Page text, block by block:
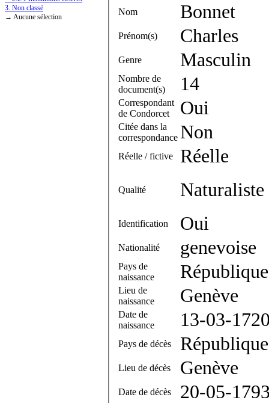
3. Non classé
→ Aucune sélection
Nom Bonnet
Prénom(s) Charles
Genre Masculin
Nombre de
document(s)
14
Correspondant
de Condorcet
Oui
Citée dans la
correspondance Non
Réelle / fictive Réelle
Qualité Naturaliste
Identification Oui
Nationalité genevoise
Pays de
naissance
Lieu de
naissance
Genève
Date de
naissance
13-03-
Pays de décès
Lieu de décès Genève
Date de décès 20-05-